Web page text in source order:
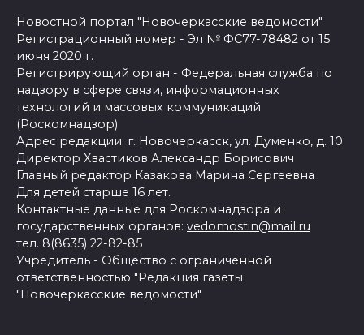
Новостной портал "Новочеркасские ведомости"
Регистрационный номер - Эл № ФС77-78482 от 15
июня 2020 г.
Регистрирующий орган - Федеральная служба по
надзору в сфере связи, информационных
технологий и массовых коммуникаций
(Роскомнадзор)
Адрес редакции: г. Новочеркасск, ул. Думенко, д. 10
Директор Хвастиков Александр Борисович
Главный редактор Казакова Марина Сергеевна
Для детей старше 16 лет.
Контактные данные для Роскомнадзора и
государственных органов: vedomostin@mail.ru
тел. 8(8635) 22-82-85
Учредитель - Общество с ограниченной
ответственностью "Редакция газеты
"Новочеркасские ведомости"